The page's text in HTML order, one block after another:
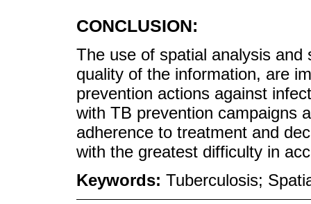
CONCLUSION:
The use of spatial analysis
quality of the information, are
prevention actions against
with TB prevention campaigns
adherence to treatment and
with the greatest difficulty in
Keywords: Tuberculosis;